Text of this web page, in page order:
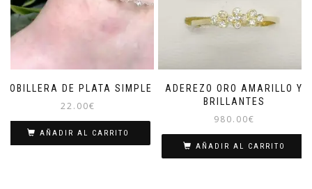
TOBILLERA DE PLATA SIMPLE
22.00€
AÑADIR AL CARRITO
ADEREZO ORO AMARILLO Y
BRILLANTES
980.00€
AÑADIR AL CARRITO